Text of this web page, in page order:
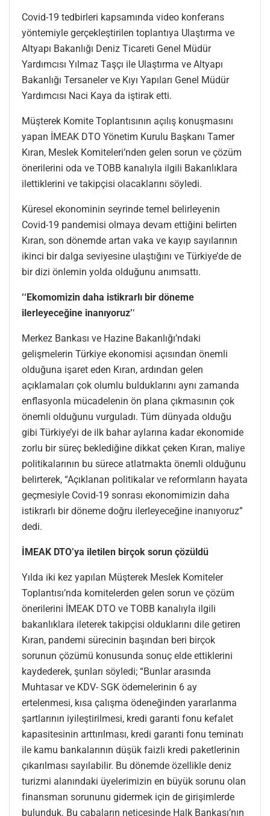
Covid-19 tedbirleri kapsamında video konferans
yöntemiyle gerçekleştirilen toplantıya Ulaştırma ve
Altyapı Bakanlığı Deniz Ticareti Genel Müdür
Yardımcısı Yılmaz Taşçı ile Ulaştırma ve Altyapı
Bakanlığı Tersaneler ve Kıyı Yapıları Genel Müdür
Yardımcısı Naci Kaya da iştirak etti.
Müşterek Komite Toplantısının açılış konuşmasını
yapan İMEAK DTO Yönetim Kurulu Başkanı Tamer
Kıran, Meslek Komiteleri’nden gelen sorun ve çözüm
önerilerini oda ve TOBB kanalıyla ilgili Bakanlıklara
ilettiklerini ve takipçisi olacaklarını söyledi.
Küresel ekonominin seyrinde temel belirleyenin
Covid-19 pandemisi olmaya devam ettiğini belirten
Kıran, son dönemde artan vaka ve kayıp sayılarının
ikinci bir dalga seviyesine ulaştığını ve Türkiye’de de
bir dizi önlemin yolda olduğunu anımsattı.
‘‘Ekomomizin daha istikrarlı bir döneme
ilerleyeceğine inanıyoruz’‘
Merkez Bankası ve Hazine Bakanlığı’ndaki
gelişmelerin Türkiye ekonomisi açısından önemli
olduğuna işaret eden Kıran, ardından gelen
açıklamaları çok olumlu bulduklarını aynı zamanda
enflasyonla mücadelenin ön plana çıkmasının çok
önemli olduğunu vurguladı. Tüm dünyada olduğu
gibi Türkiye’yi de ilk bahar aylarına kadar ekonomide
zorlu bir süreç beklediğine dikkat çeken Kıran, maliye
politikalarının bu sürece atlatmakta önemli olduğunu
belirterek, “Açıklanan politikalar ve reformların hayata
geçmesiyle Covid-19 sonrası ekonomimizin daha
istikrarlı bir döneme doğru ilerleyeceğine inanıyoruz”
dedi.
İMEAK DTO’ya iletilen birçok sorun çözüldü
Yılda iki kez yapılan Müşterek Meslek Komiteler
Toplantısı’nda komitelerden gelen sorun ve çözüm
önerilerini İMEAK DTO ve TOBB kanalıyla ilgili
bakanlıklara ileterek takipçisi olduklarını dile getiren
Kıran, pandemi sürecinin başından beri birçok
sorunun çözümü konusunda sonuç elde ettiklerini
kaydederek, şunları söyledi; “Bunlar arasında
Muhtasar ve KDV- SGK ödemelerinin 6 ay
ertelenmesi, kısa çalışma ödeneğinden yararlanma
şartlarının iyileştirilmesi, kredi garanti fonu kefalet
kapasitesinin arttırılması, kredi garanti fonu teminatı
ile kamu bankalarının düşük faizli kredi paketlerinin
çıkarılması sayılabilir. Bu dönemde özellikle deniz
turizmi alanındaki üyelerimizin en büyük sorunu olan
finansman sorununu gidermek için de girişimlerde
bulunduk. Bu çabaların neticesinde Halk Bankası’nın